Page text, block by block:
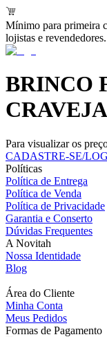
Mínimo para primeira
lojistas e revendedores.
BRINCO
Para visualizar os
CADASTRE-SE/
Políticas
Política de Entrega
Política de Venda
Política de Privacidade
Garantia e Conserto
Dúvidas Frequentes
A Novitah
Nossa Identidade
Blog
Área do Cliente
Minha Conta
Meus Pedidos
Formas de Pagamento